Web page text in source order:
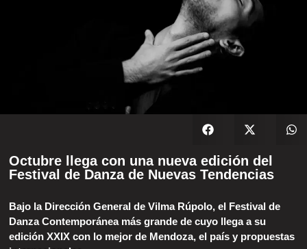
Octubre llega con una nueva edición del
Festival de Danza de Nuevas Tendencias
Bajo la Dirección General de Vilma Rúpolo, el Festival de
Danza Contemporánea más grande de cuyo llega a su
edición XXIX con lo mejor de Mendoza, el país y propuestas